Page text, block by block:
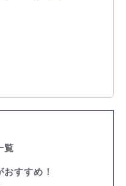
覧
すすめ！